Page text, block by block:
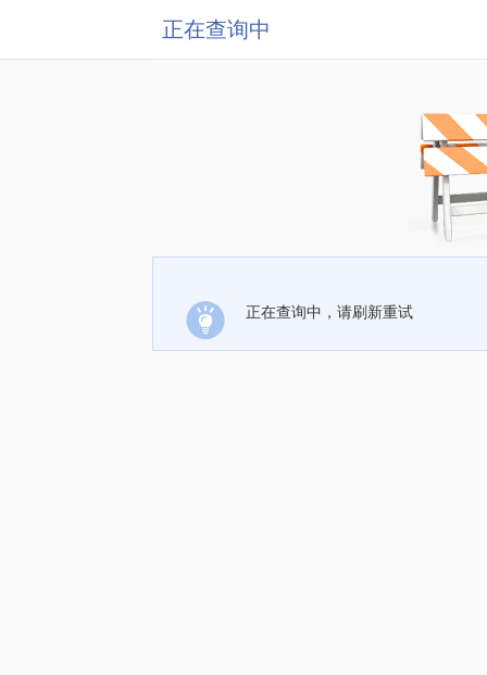
正在查询中
正在查询中，请刷新重试